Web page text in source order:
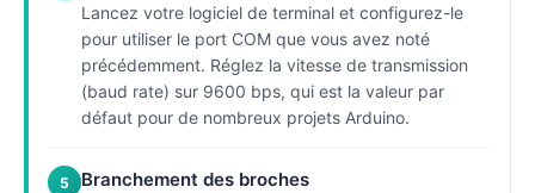
Lancez votre logiciel de terminal et configurez-le
pour utiliser le port COM que vous avez noté
précédemment. Réglez la vitesse de transmission
(baud rate) sur 9600 bps, qui est la valeur par
défaut pour de nombreux projets Arduino.
5 Branchement des broches